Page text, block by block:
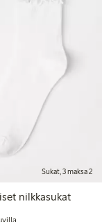
Sukat, 3 maksa 2
nilkkasukat